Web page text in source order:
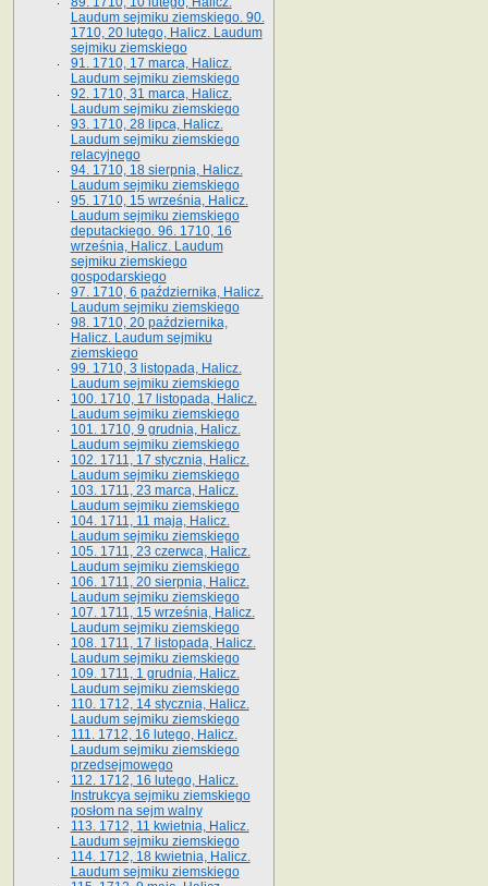
Laudum sejmiku ziemskiego. 90.
1710, 20 lutego, Halicz. Laudum
sejmiku ziemskiego
91. 1710, 17 marca, Halicz.
Laudum sejmiku ziemskiego
92. 1710, 31 marca, Halicz.
Laudum sejmiku ziemskiego
93. 1710, 28 lipca, Halicz.
Laudum sejmiku ziemskiego
relacyjnego
94. 1710, 18 sierpnia, Halicz.
Laudum sejmiku ziemskiego
95. 1710, 15 września, Halicz.
Laudum sejmiku ziemskiego
deputackiego. 96. 1710, 16
września, Halicz. Laudum
sejmiku ziemskiego
gospodarskiego
97. 1710, 6 października, Halicz.
Laudum sejmiku ziemskiego
98. 1710, 20 października,
Halicz. Laudum sejmiku
ziemskiego
99. 1710, 3 listopada, Halicz.
Laudum sejmiku ziemskiego
100. 1710, 17 listopada, Halicz.
Laudum sejmiku ziemskiego
101. 1710, 9 grudnia, Halicz.
Laudum sejmiku ziemskiego
102. 1711, 17 stycznia, Halicz.
Laudum sejmiku ziemskiego
103. 1711, 23 marca, Halicz.
Laudum sejmiku ziemskiego
104. 1711, 11 maja, Halicz.
Laudum sejmiku ziemskiego
105. 1711, 23 czerwca, Halicz.
Laudum sejmiku ziemskiego
106. 1711, 20 sierpnia, Halicz.
Laudum sejmiku ziemskiego
107. 1711, 15 września, Halicz.
Laudum sejmiku ziemskiego
108. 1711, 17 listopada, Halicz.
Laudum sejmiku ziemskiego
109. 1711, 1 grudnia, Halicz.
Laudum sejmiku ziemskiego
110. 1712, 14 stycznia, Halicz.
Laudum sejmiku ziemskiego
111. 1712, 16 lutego, Halicz.
Laudum sejmiku ziemskiego
przedsejmowego
112. 1712, 16 lutego, Halicz.
Instrukcya sejmiku ziemskiego
posłom na sejm walny
113. 1712, 11 kwietnia, Halicz.
Laudum sejmiku ziemskiego
114. 1712, 18 kwietnia, Halicz.
Laudum sejmiku ziemskiego